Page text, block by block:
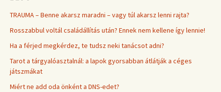
TRAUMA – Benne akarsz maradni – vagy túl akarsz lenni rajta?
Rosszabbul voltál családállítás után? Ennek nem kellene így lennie!
Ha a férjed megkérdez, te tudsz neki tanácsot adni?
Tarot a tárgyalóasztalnál: a lapok gyorsabban átlátják a céges
játszmákat
Miért ne add oda önként a DNS-edet?